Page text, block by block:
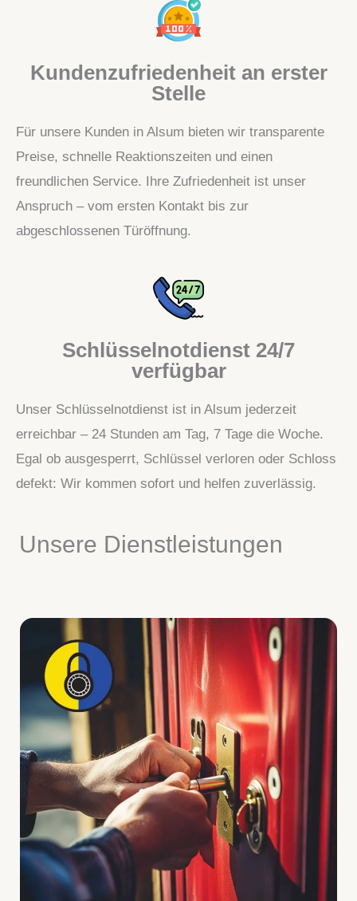
Kundenzufriedenheit an erster
Stelle
Für unsere Kunden in Alsum bieten wir transparente
Preise, schnelle Reaktionszeiten und einen
freundlichen Service. Ihre Zufriedenheit ist unser
Anspruch – vom ersten Kontakt bis zur
abgeschlossenen Türöffnung.
Schlüsselnotdienst 24/7
verfügbar
Unser Schlüsselnotdienst ist in Alsum jederzeit
erreichbar – 24 Stunden am Tag, 7 Tage die Woche.
Egal ob ausgesperrt, Schlüssel verloren oder Schloss
defekt: Wir kommen sofort und helfen zuverlässig.
Unsere Dienstleistungen